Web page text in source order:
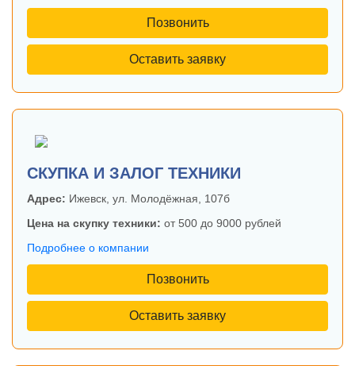
Позвонить
Оставить заявку
СКУПКА И ЗАЛОГ ТЕХНИКИ
Адрес: Ижевск, ул. Молодёжная, 107б
Цена на скупку техники: от 500 до 9000 рублей
Подробнее о компании
Позвонить
Оставить заявку